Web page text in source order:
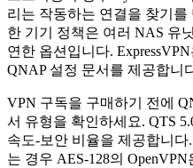
리는 작동하는 연결을 찾기를
한 기기 정책은 여러 NAS 유
연한 옵션입니다.
QNAP 설정 문서를 제공합니
VPN 구독을 구매하기 전에
서 유형을 확인하세요. QTS
속도-보안 비율을 제공합니
는 경우 AES-128의